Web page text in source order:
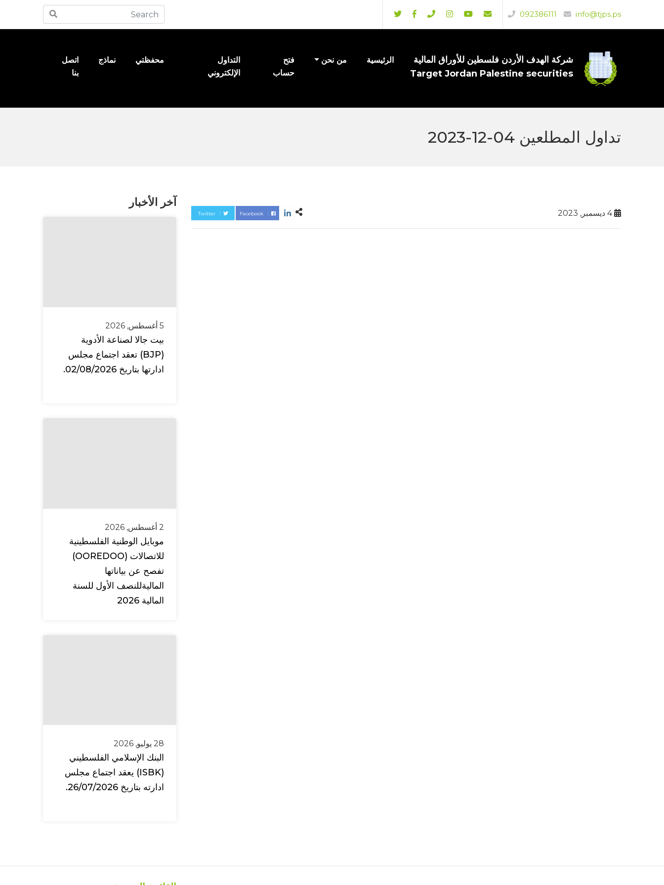
info@tjps.ps
092386111
شركة الهدف الأردن فلسطين للأوراق المالية
Target Jordan Palestine securities
الرئيسية من نحن
فتح
حساب
التداول
الإلكتروني
محفظتي نماذج
اتصل
بنا
تداول المطلعين 04-12-2023
4 ديسمبر, 2023 Twitter Facebook
آخر الأخبار
5 أغسطس, 2026
بيت جالا لصناعة الأدوية
(BJP) تعقد اجتماع مجلس
ادارتها بتاريخ 02/08/2026.
2 أغسطس, 2026
موبايل الوطنية الفلسطينية
للاتصالات (OOREDOO)
تفصح عن بياناتها
الماليةللنصف الأول للسنة
المالية 2026
28 يوليو, 2026
البنك الإسلامي الفلسطيني
(ISBK) يعقد اجتماع مجلس
ادارته بتاريخ 26/07/2026.